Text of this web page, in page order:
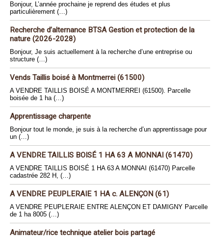
Bonjour, L’année prochaine je reprend des études et plus
particulièrement (…)
Recherche d’alternance BTSA Gestion et protection de la
nature (2026-2028)
Bonjour, Je suis actuellement à la recherche d’une entreprise ou
structure (…)
Vends Taillis boisé à Montmerrei (61500)
A VENDRE TAILLIS BOISÉ A MONTMERREI (61500). Parcelle
boisée de 1 ha (…)
Apprentissage charpente
Bonjour tout le monde, je suis à la recherche d’un apprentissage pour
un (…)
A VENDRE TAILLIS BOISÉ 1 HA 63 A MONNAI (61470)
A VENDRE TAILLIS BOISÉ 1 HA 63 A MONNAI (61470) Parcelle
cadastrée 282 H, (…)
A VENDRE PEUPLERAIE 1 HA c. ALENÇON (61)
A VENDRE PEUPLERAIE ENTRE ALENÇON ET DAMIGNY Parcelle
de 1 ha 8005 (…)
Animateur/rice technique atelier bois partagé